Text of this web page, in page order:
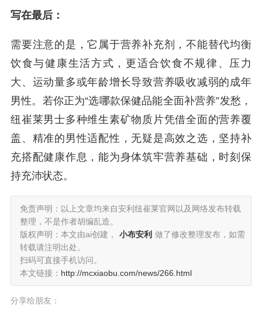
写在最后：
需要注意的是，它属于营养补充剂，不能替代均衡
饮食与健康生活方式，更适合饮食不规律、压力
大、运动量多或年龄增长导致营养吸收减弱的成年
男性。若你正为“选哪款保健品能全面补营养”发愁，
纽崔莱男士多种维生素矿物质片凭借全面的营养覆
盖、精准的男性适配性，无疑是高效之选，坚持补
充搭配健康作息，能为身体筑牢营养基础，时刻保
持充沛状态。
免责声明：以上文章均来自安利纽崔莱官网以及网络发布转载
整理，不是作者胡编乱造。
版权声明：本文由ai创建，
小布安利 做了修改整理发布，如需
转载请注明出处。
扫码可直接手机访问。
本文链接： http://mcxiaobu.com/news/266.html
分享给朋友：